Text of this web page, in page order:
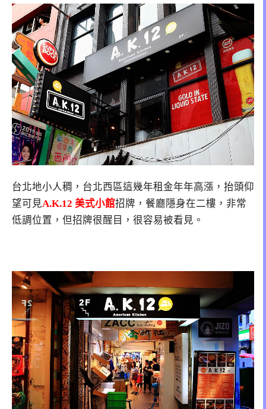
台北地小人稠，台北西區這幾年租金年年高漲，抬頭仰
望可見A.K.12 美式小館招牌，餐廳隱身在二樓，非常
低調位置，但招牌很醒目，很容易被看見。